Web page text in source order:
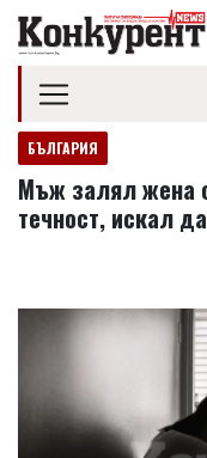
БЪЛГАРИЯ
Мъж залял жена
течност, искал